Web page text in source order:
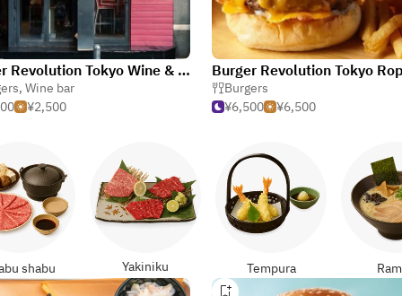
Burger Revolution Tokyo Wine & Bar Roppongi
, Wine bar
¥2,500
Burgers
¥6,500
¥6,500
shabu Yakiniku Tempura